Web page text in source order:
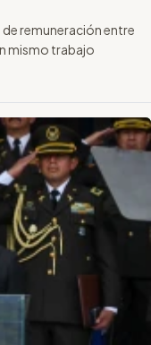
remuneración entre
mismo trabajo